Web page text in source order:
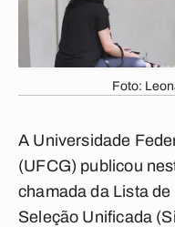
Foto:
A Universidade
(UFCG) publicou
chamada da Lista
Seleção Unificada